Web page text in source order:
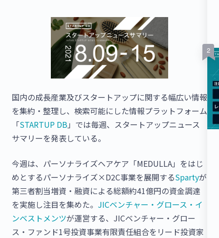
国内の成長産業及びスタートアップに関する幅広い情報
を集約・整理し、検索可能にした情報プラットフォーム
「STARTUP DB」では毎週、スタートアップニュース
サマリーを発表している。
今週は、パーソナライズヘアケア「MEDULLA」をはじ
めとするパーソナライズ×D2C事業を展開するSpartyが
第三者割当増資・融資による総額約41億円の資金調達
を実施し注目を集めた。 JICベンチャー・グロース・イ
ンベストメンツが運営する、JICベンチャー・グロー
ス・ファンド1号投資事業有限責任組合をリード投資家